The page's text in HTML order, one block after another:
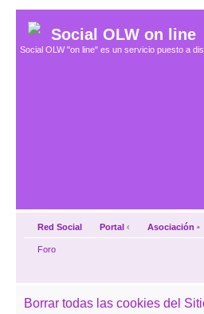
Social OLW on line
Social OLW "on line" es un servicio puesto a
Red Social Portal ‹ Asociación •
Foro
Borrar todas las cookies del